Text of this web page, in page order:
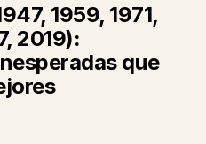
1959, 1971,
2019):
que